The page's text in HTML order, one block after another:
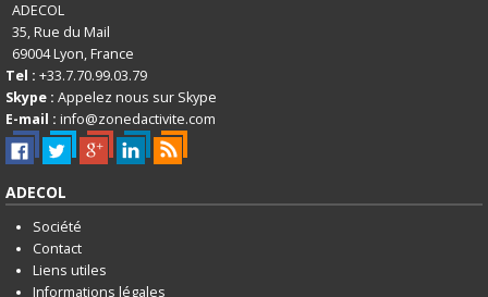
ADECOL
35, Rue du Mail
69004Lyon, France
Tel : +33.7.70.99.03.79
Skype : Appelez nous sur Skype
E-mail : info@zonedactivite.com
ADECOL
Société
Contact
Liens utiles
Informations légales